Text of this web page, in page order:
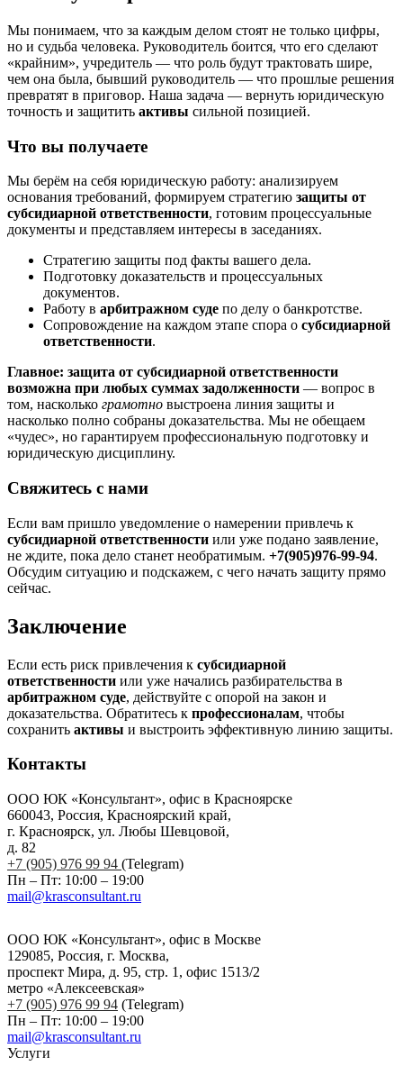
Мы понимаем, что за каждым делом стоят не только цифры,
но и судьба человека. Руководитель боится, что его сделают
«крайним», учредитель — что роль будут трактовать шире,
чем она была, бывший руководитель — что прошлые решения
превратят в приговор. Наша задача — вернуть юридическую
точность и защитить активы сильной позицией.
Что вы получаете
Мы берём на себя юридическую работу: анализируем
основания требований, формируем стратегию защиты от
субсидиарной ответственности, готовим процессуальные
документы и представляем интересы в заседаниях.
Стратегию защиты под факты вашего дела.
Подготовку доказательств и процессуальных
документов.
Работу в арбитражном суде по делу о банкротстве.
Сопровождение на каждом этапе спора о субсидиарной
ответственности.
Главное: защита от субсидиарной ответственности
возможна при любых суммах задолженности — вопрос в
том, насколько грамотно выстроена линия защиты и
насколько полно собраны доказательства. Мы не обещаем
«чудес», но гарантируем профессиональную подготовку и
юридическую дисциплину.
Свяжитесь с нами
Если вам пришло уведомление о намерении привлечь к
субсидиарной ответственности или уже подано заявление,
не ждите, пока дело станет необратимым. +7(905)976-99-94.
Обсудим ситуацию и подскажем, с чего начать защиту прямо
сейчас.
Заключение
Если есть риск привлечения к субсидиарной
ответственности или уже начались разбирательства в
арбитражном суде, действуйте с опорой на закон и
доказательства. Обратитесь к профессионалам, чтобы
сохранить активы и выстроить эффективную линию защиты.
Контакты
ООО ЮК «Консультант», офис в Красноярске
660043, Россия, Красноярский край,
г. Красноярск, ул. Любы Шевцовой,
д. 82
+7 (905) 976 99 94 (Telegram)
Пн – Пт: 10:00 – 19:00
mail@krasconsultant.ru
ООО ЮК «Консультант», офис в Москве
129085, Россия, г. Москва,
проспект Мира, д. 95, стр. 1, офис 1513/2
метро «Алексеевская»
+7 (905) 976 99 94 (Telegram)
Пн – Пт: 10:00 – 19:00
mail@krasconsultant.ru
Услуги